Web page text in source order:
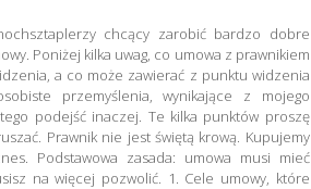
chcący zarobić bardzo dobre
Poniżej kilka uwag, co umowa z prawnikiem
a co może zawierać z punktu widzenia
przemyślenia, wynikające z mojego
podejść inaczej. Te kilka punktów proszę
Prawnik nie jest świętą krową. Kupujemy
Podstawowa zasada: umowa musi mieć
na więcej pozwolić. 1. Cele umowy, które